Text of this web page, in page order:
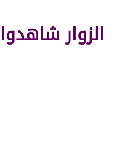
الزوار